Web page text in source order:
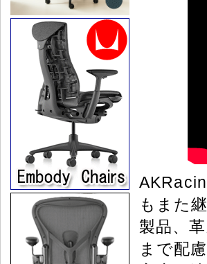
もまた
製品、
まで配